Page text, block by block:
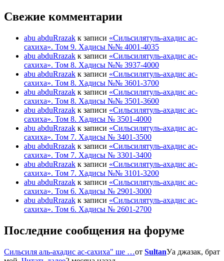
Свежие комментарии
abu abduRrazak к записи «Сильсилятуль-ахадис ас-
сахиха». Том 9. Хадисы №№ 4001-4035
abu abduRrazak к записи «Сильсилятуль-ахадис ас-
сахиха». Том 8. Хадисы №№ 3937-4000
abu abduRrazak к записи «Сильсилятуль-ахадис ас-
сахиха». Том 8. Хадисы №№ 3601-3700
abu abduRrazak к записи «Сильсилятуль-ахадис ас-
сахиха». Том 8. Хадисы №№ 3501-3600
abu abduRrazak к записи «Сильсилятуль-ахадис ас-
сахиха». Том 8. Хадисы № 3501-4000
abu abduRrazak к записи «Сильсилятуль-ахадис ас-
сахиха». Том 7. Хадисы № 3401-3500
abu abduRrazak к записи «Сильсилятуль-ахадис ас-
сахиха». Том 7. Хадисы № 3301-3400
abu abduRrazak к записи «Сильсилятуль-ахадис ас-
сахиха». Том 7. Хадисы №№ 3101-3200
abu abduRrazak к записи «Сильсилятуль-ахадис ас-
сахиха». Том 6. Хадисы № 2901-3000
abu abduRrazak к записи «Сильсилятуль-ахадис ас-
сахиха». Том 6. Хадисы № 2601-2700
Последние сообщения на форуме
Сильсиля аль-ахадис ас-сахиха" ше …от SultanУа джазак, брат